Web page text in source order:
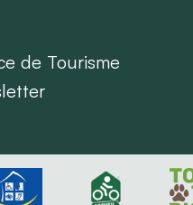
de Tourisme